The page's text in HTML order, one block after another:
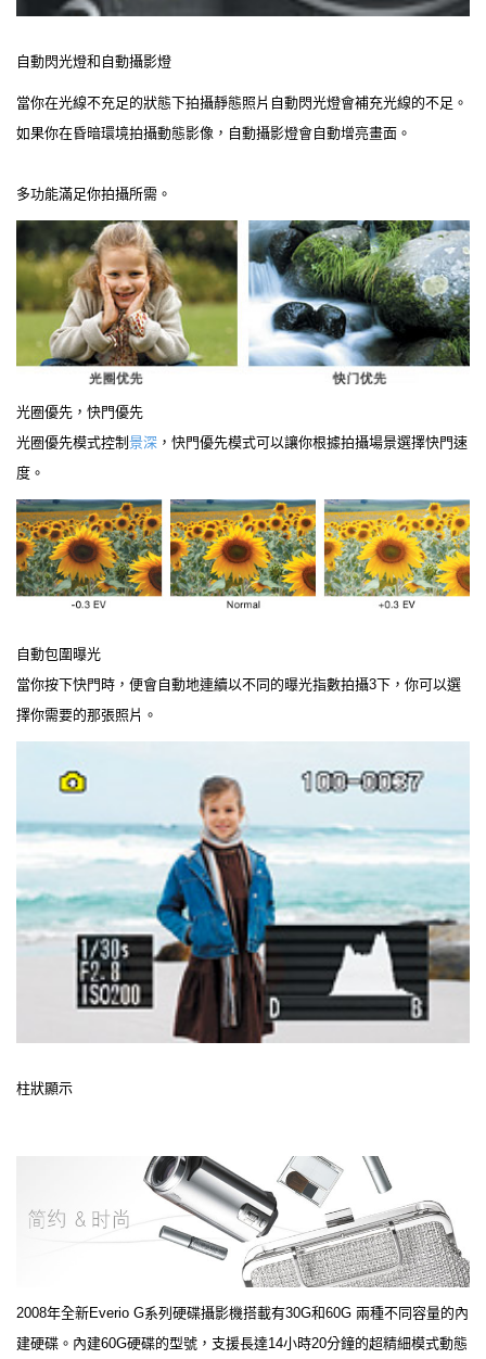
自動閃光燈和自動攝影燈
當你在光線不充足的狀態下拍攝靜態照片自動閃光燈會補充光線的不足。
如果你在昏暗環境拍攝動態影像，自動攝影燈會自動增亮畫面。
多功能滿足你拍攝所需。
光圈優先，快門優先
光圈優先模式控制 景深 ，快門優先模式可以讓你根據拍攝場景選擇快門速
度。
自動包圍曝光
當你按下快門時，便會自動地連續以不同的曝光指數拍攝3下，你可以選
擇你需要的那張照片。
柱狀顯示
2008年全新Everio G系列硬碟攝影機搭載有30G和60G 兩種不同容量的內
建硬碟。內建60G硬碟的型號，支援長達14小時20分鐘的超精細模式動態